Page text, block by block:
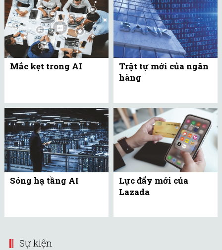
Mắc kẹt trong AI
Trật tự mới của ngân
hàng
Sóng hạ tầng AI
Lực đẩy mới của
Lazada
Sự kiện